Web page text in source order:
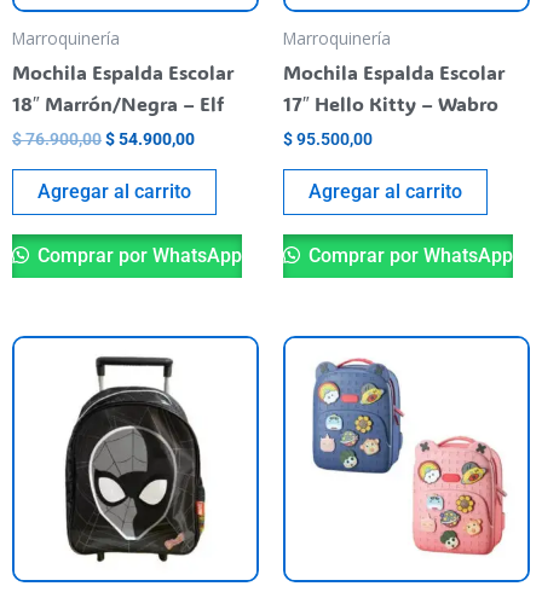
Marroquinería
Mochila Espalda Escolar
18″ Marrón/Negra – Elf
$76.900,00$54.900,00
Agregar al carrito
Comprar por WhatsApp
Marroquinería
Mochila Espalda Escolar
17″ Hello Kitty – Wabro
$95.500,00
Agregar al carrito
Comprar por WhatsApp
se